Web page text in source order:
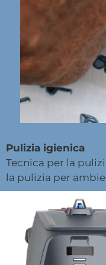
Pulizia igienica
Tecnica per la
la pulizia per